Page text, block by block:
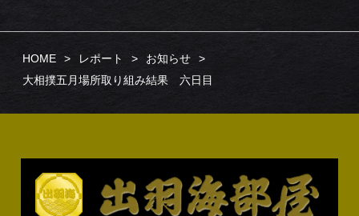
HOME レポート
お知らせ
大相撲五月場所取り組み結果 六日目